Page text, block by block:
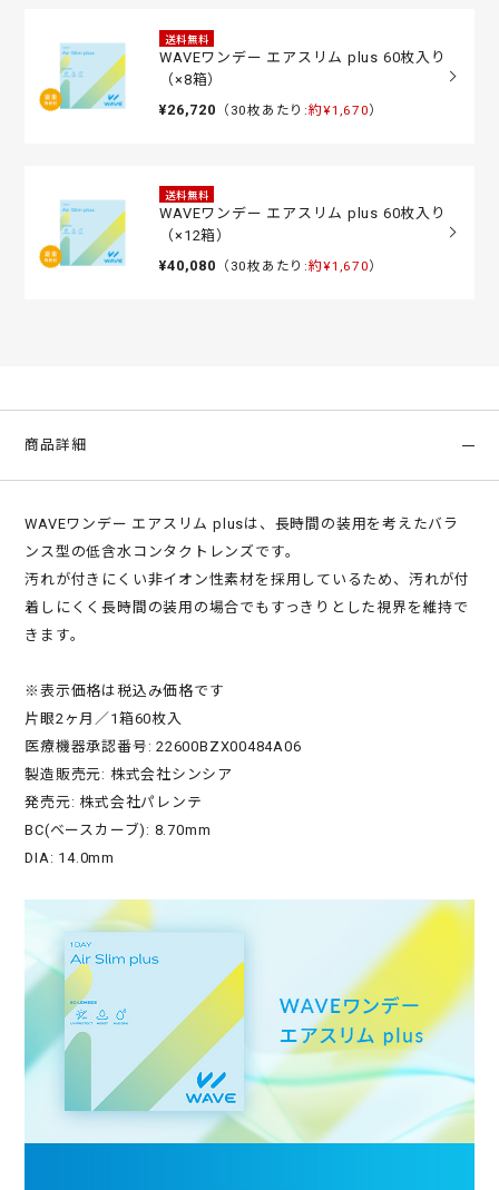
送料無料
WAVEワンデー エアスリム plus 60枚入り
（×8箱）
¥26,720 （30枚あたり:約¥1,670）
送料無料
WAVEワンデー エアスリム plus 60枚入り
（×12箱）
¥40,080 （30枚あたり:約¥1,670）
商品詳細
WAVEワンデー エアスリム plusは、長時間の装用を考えたバラ
ンス型の低含水コンタクトレンズです。
汚れが付きにくい非イオン性素材を採用しているため、汚れが付
着しにくく長時間の装用の場合でもすっきりとした視界を維持で
きます。
※表示価格は税込み価格です
片眼2ヶ月／1箱60枚入
医療機器承認番号: 22600BZX00484A06
製造販売元: 株式会社シンシア
発売元: 株式会社パレンテ
BC(ベースカーブ): 8.70mm
DIA: 14.0mm